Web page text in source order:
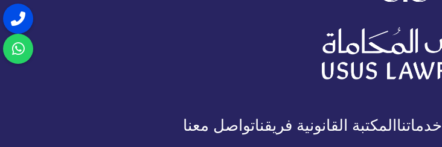
خدماتناالمكتبة القانونية فريقناتواصل معنا